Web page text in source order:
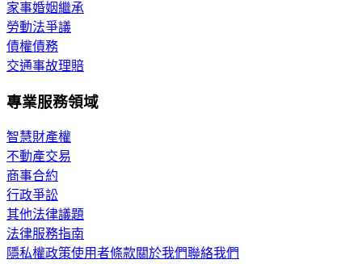
家事婚姻繼承
勞動法爭議
債權債務
交通事故理賠
專業服務領域
智慧財產權
不動產交易
商事合約
行政爭訟
其他法律議題
法律服務指南
隱私權政策使用者條款關於我們聯絡我們